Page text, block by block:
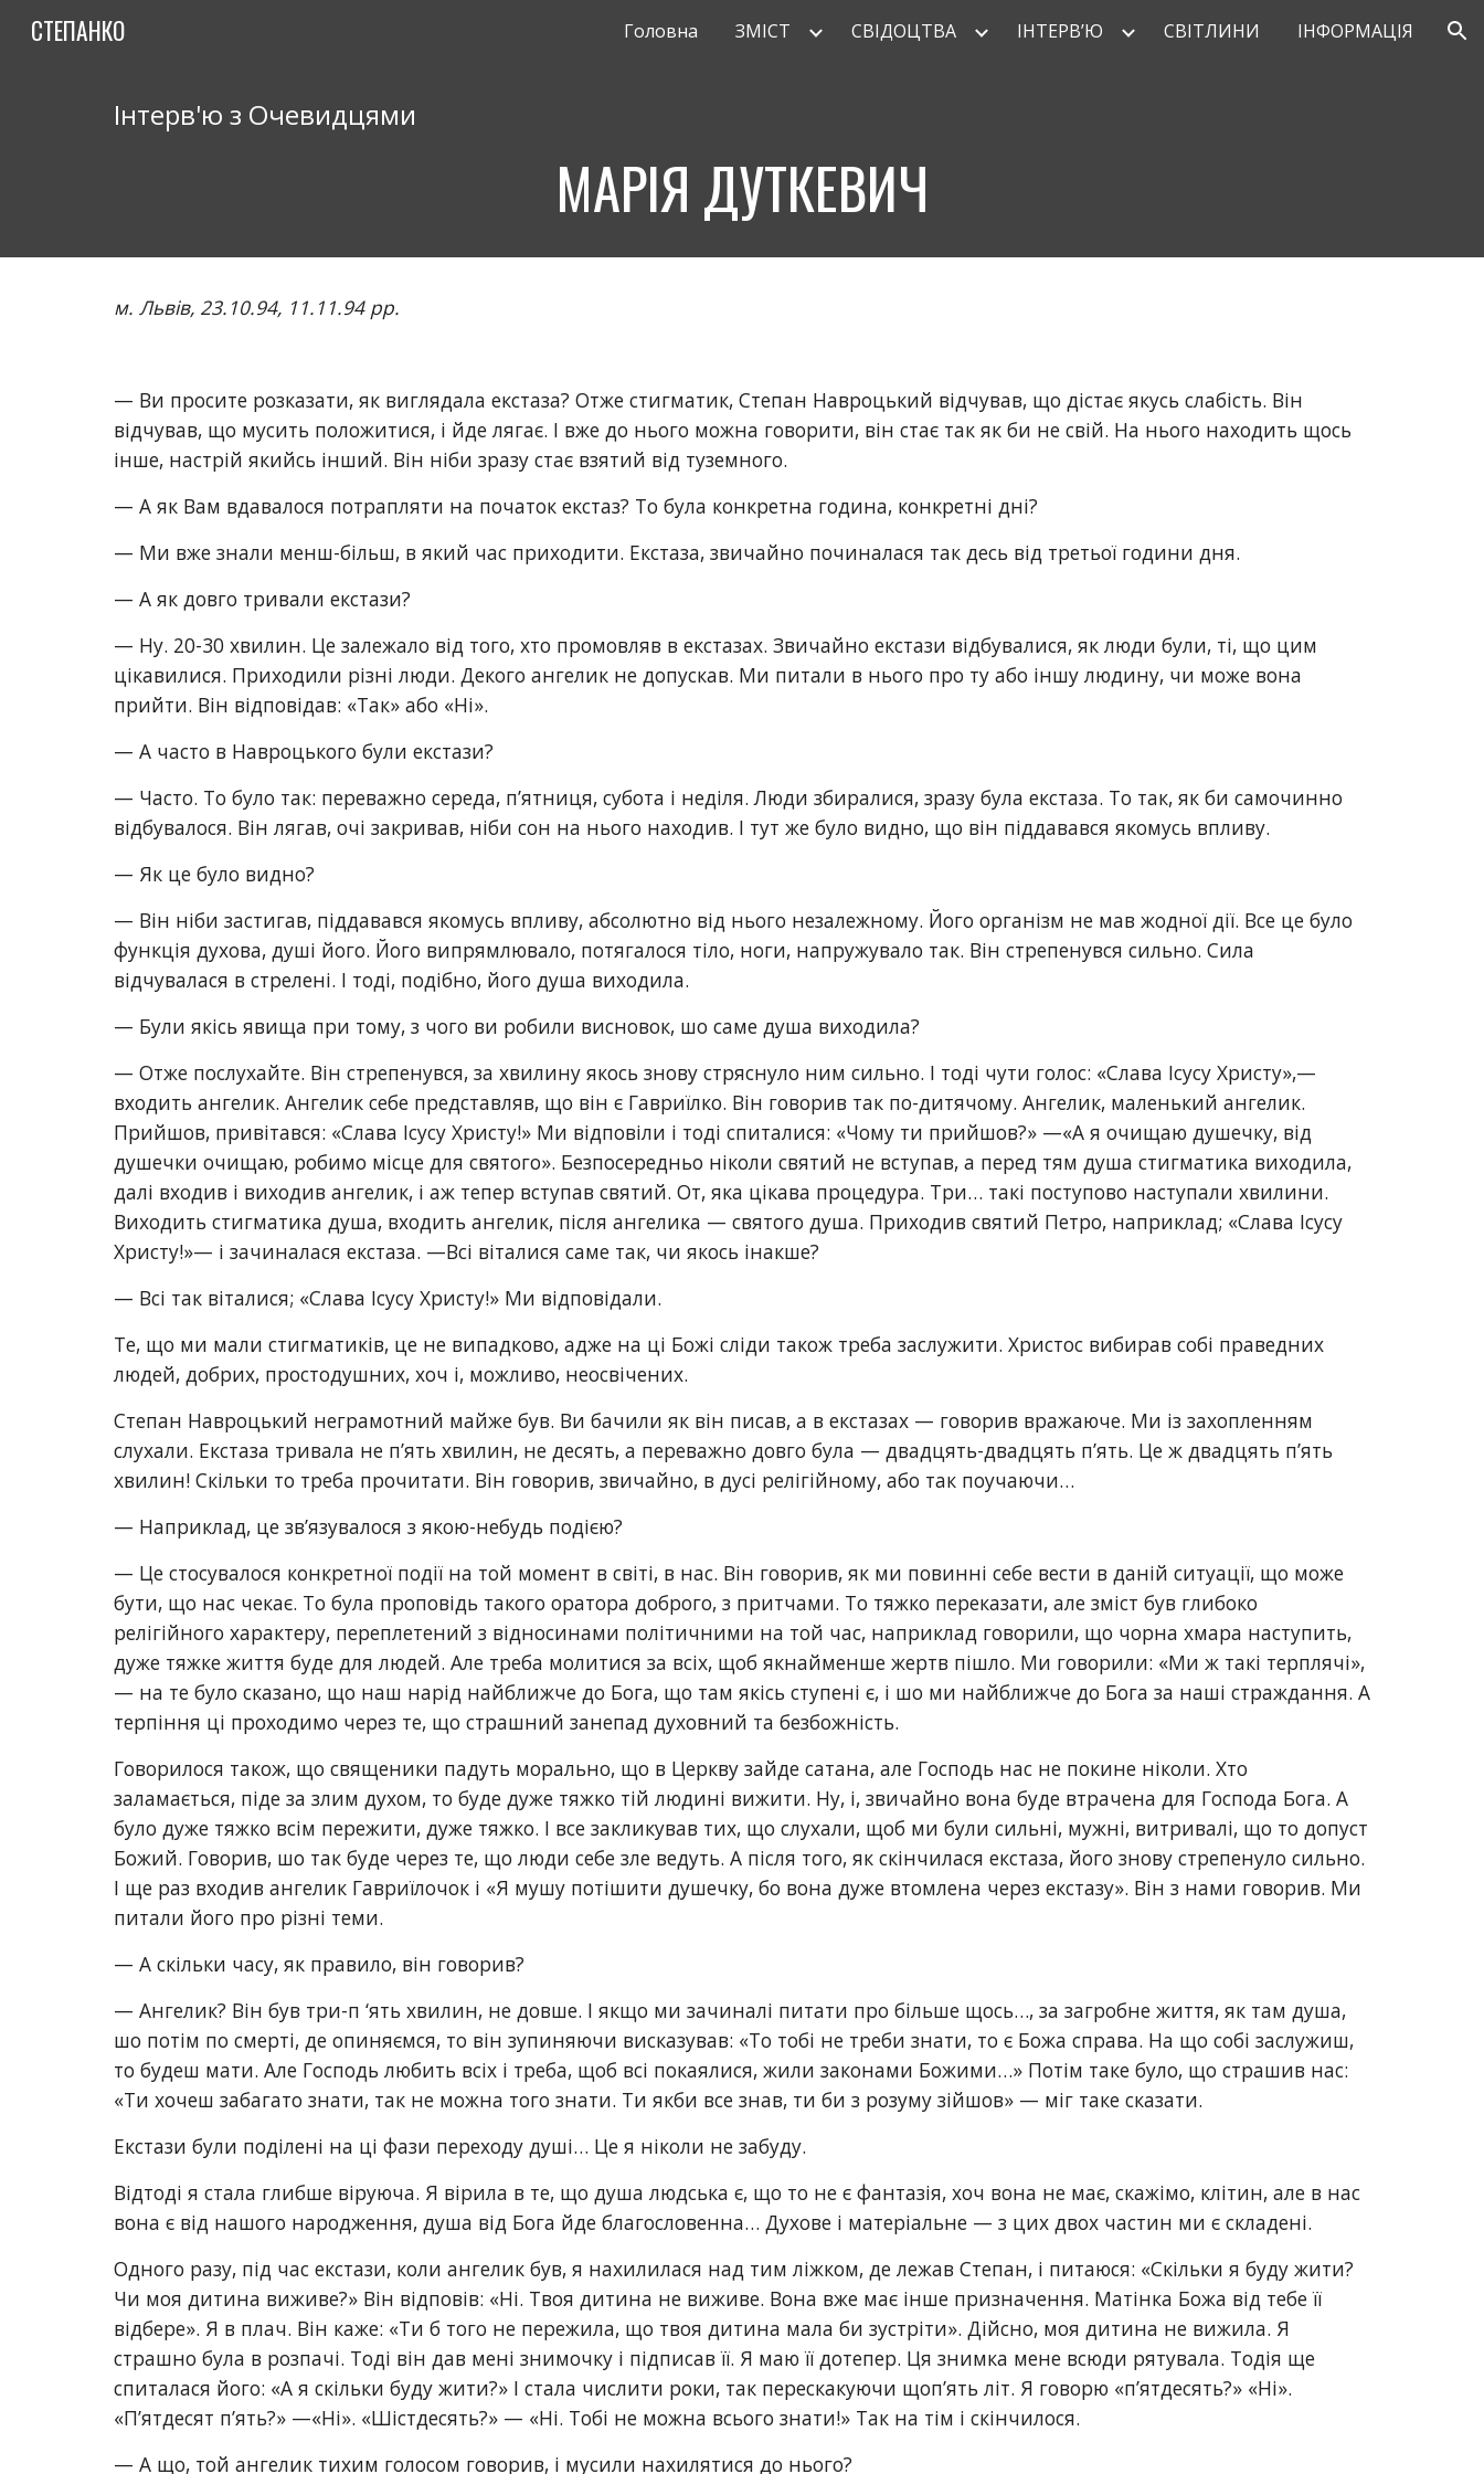
Skip to main content Skip to navigation
СТЕПАНКО Головна ЗМІСТ СВІДОЦТВА ІНТЕРВ’Ю СВІТЛИНИ ІНФОРМАЦІЯ
Інтерв'ю з Очевидцями
МАРІЯ ДУТКЕВИЧ
м. Львів, 23.10.94, 11.11.94 рр.
— Ви просите розказати, як виглядала екстаза? Отже стигматик, Степан Навроцький відчував, що дістає якусь слабість. Він
відчував, що мусить положитися, і йде лягає. І вже до нього можна говорити, він стає так як би не свій. На нього находить щось
інше, настрій якийсь інший. Він ніби зразу стає взятий від туземного.
— А як Вам вдавалося потрапляти на початок екстаз? То була конкретна година, конкретні дні?
— Ми вже знали менш-більш, в який час приходити. Екстаза, звичайно починалася так десь від третьої години дня.
— А як довго тривали екстази?
— Ну. 20-30 хвилин. Це залежало від того, хто промовляв в екстазах. Звичайно екстази відбувалися, як люди були, ті, що цим
цікавилися. Приходили різні люди. Декого ангелик не допускав. Ми питали в нього про ту або іншу людину, чи може вона
прийти. Він відповідав: «Так» або «Ні».
— А часто в Навроцького були екстази?
— Часто. То було так: переважно середа, п’ятниця, субота і неділя. Люди збиралися, зразу була екстаза. То так, як би самочинно
відбувалося. Він лягав, очі закривав, ніби сон на нього находив. І тут же було видно, що він піддавався якомусь впливу.
— Як це було видно?
— Він ніби застигав, піддавався якомусь впливу, абсолютно від нього незалежному. Його організм не мав жодної дії. Все це було
функція духова, душі його. Його випрямлювало, потягалося тіло, ноги, напружувало так. Він стрепенувся сильно. Сила
відчувалася в стрелені. І тоді, подібно, його душа виходила.
— Були якісь явища при тому, з чого ви робили висновок, шо саме душа виходила?
— Отже послухайте. Він стрепенувся, за хвилину якось знову стряснуло ним сильно. І тоді чути голос: «Слава Ісусу Христу»,—
входить ангелик. Ангелик себе представляв, що він є Гавриїлко. Він говорив так по-дитячому. Ангелик, маленький ангелик.
Прийшов, привітався: «Слава Ісусу Христу!» Ми відповіли і тоді спиталися: «Чому ти прийшов?» —«А я очищаю душечку, від
душечки очищаю, робимо місце для святого». Безпосередньо ніколи святий не вступав, а перед тям душа стигматика виходила,
далі входив і виходив ангелик, і аж тепер вступав святий. От, яка цікава процедура. Три… такі поступово наступали хвилини.
Виходить стигматика душа, входить ангелик, після ангелика — святого душа. Приходив святий Петро, наприклад; «Слава Іcycy
Христу!»— і зачиналася екстаза. —Всі віталися саме так, чи якось інакше?
— Всі так віталися; «Слава Ісусу Христу!» Ми відповідали.
Те, що ми мали стигматиків, це не випадково, адже на ці Божі сліди також треба заслужити. Христос вибирав собі праведних
людей, добрих, простодушних, хоч і, можливо, неосвічених.
Степан Навроцький неграмотний майже був. Ви бачили як він писав, а в екстазах — говорив вражаюче. Ми із захопленням
слухали. Екстаза тривала не п’ять хвилин, не десять, а переважно довго була — двадцять-двадцять п’ять. Це ж двадцять п’ять
хвилин! Скільки то треба прочитати. Він говорив, звичайно, в дусі релігійному, або так поучаючи…
— Наприклад, це зв’язувалося з якою-небудь подією?
— Це стосувалося конкретної події на той момент в світі, в нас. Він говорив, як ми повинні себе вести в даній ситуації, що може
бути, що нас чекає. То була проповідь такого оратора доброго, з притчами. То тяжко переказати, але зміст був глибоко
релігійного характеру, переплетений з відносинами політичними на той час, наприклад говорили, що чорна хмара наступить,
дуже тяжке життя буде для людей. Але треба молитися за всіх, щоб якнайменше жертв пішло. Ми говорили: «Ми ж такі терплячі»,
— на те було сказано, що наш нарід найближче до Бога, що там якісь ступені є, і шо ми найближче до Бога за наші страждання. А
терпіння ці проходимо через те, що страшний занепад духовний та безбожність.
Говорилося також, що священики падуть морально, що в Церкву зайде сатана, але Господь нас не покине ніколи. Хто
заламається, піде за злим духом, то буде дуже тяжко тій людині вижити. Ну, і, звичайно вона буде втрачена для Господа Бога. А
було дуже тяжко всім пережити, дуже тяжко. І все закликував тих, що слухали, щоб ми були сильні, мужні, витривалі, що то допуст
Божий. Говорив, шо так буде через те, що люди себе зле ведуть. А після того, як скінчилася екстаза, його знову стрепенуло сильно.
І ще раз входив ангелик Гавриїлочок і «Я мушу потішити душечку, бо вона дуже втомлена через екстазу». Він з нами говорив. Ми
питали його про різні теми.
— А скільки часу, як правило, він говорив?
— Ангелик? Він був три-п ‘ять хвилин, не довше. І якщо ми зачиналі питати про більше щось…, за загробне життя, як там душа,
шо потім по смерті, де опиняємся, то він зупиняючи висказував: «То тобі не треби знати, то є Божа справа. На що собі заслужиш,
то будеш мати. Але Господь любить всіх і треба, щоб всі покаялися, жили законами Божими…» Потім таке було, що страшив нас:
«Ти хочеш забагато знати, так не можна того знати. Ти якби все знав, ти би з розуму зійшов» — міг таке сказати.
Екстази були поділені на ці фази переходу душі… Це я ніколи не забуду.
Відтоді я стала глибше віруюча. Я вірила в те, що душа людська є, що то не є фантазія, хоч вона не має, скажімо, клітин, але в нас
вона є від нашого народження, душа від Бога йде благословенна… Духове і матеріальне — з цих двох частин ми є складені.
Одного разу, під час екстази, коли ангелик був, я нахилилася над тим ліжком, де лежав Степан, і питаюся: «Скільки я буду жити?
Чи моя дитина виживе?» Він відповів: «Ні. Твоя дитина не виживе. Вона вже має інше призначення. Матінка Божа від тебе її
відбере». Я в плач. Він каже: «Ти б того не пережила, що твоя дитина мала би зустріти». Дійсно, моя дитина не вижила. Я
страшно була в розпачі. Тоді він дав мені знимочку і підписав її. Я маю її дотепер. Ця знимка мене всюди рятувала. Тодія ще
спиталася його: «А я скільки буду жити?» І стала числити роки, так перескакуючи щоп’ять літ. Я говорю «п’ятдесять?» «Ні».
«П’ятдесят п’ять?» —«Ні». «Шістдесять?» — «Ні. Тобі не можна всього знати!» Так на тім і скінчилося.
— А що, той ангелик тихим голосом говорив, і мусили нахилятися до нього?